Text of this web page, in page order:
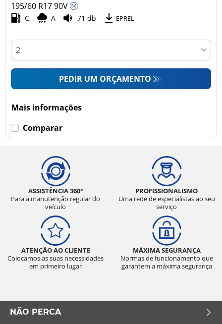
195/60 R1790V
C A 71 db EPREL
PEDIR UM ORÇAMENTO
Mais informações
Comparar
ASSISTÊNCIA 360°
Para a manutenção regular do
veículo
PROFISSIONALISMO
Uma rede de especialistas ao seu
serviço
ATENÇÃO AO CLIENTE
Colocamos as suas necessidades
em primeiro lugar
MÁXIMA SEGURANÇA
Normas de funcionamento que
garantem a máxima segurança
NÃO PERCA